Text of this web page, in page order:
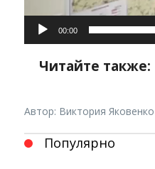
00:00
Читайте также:
Автор: Виктория Яковенко
Популярно